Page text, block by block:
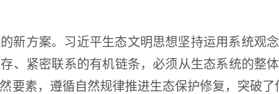
新方案。习近平生态文明思想坚持运用系统观
、紧密联系的有机链条，必须从生态系统的整
要素，遵循自然规律推进生态保护修复，突破了